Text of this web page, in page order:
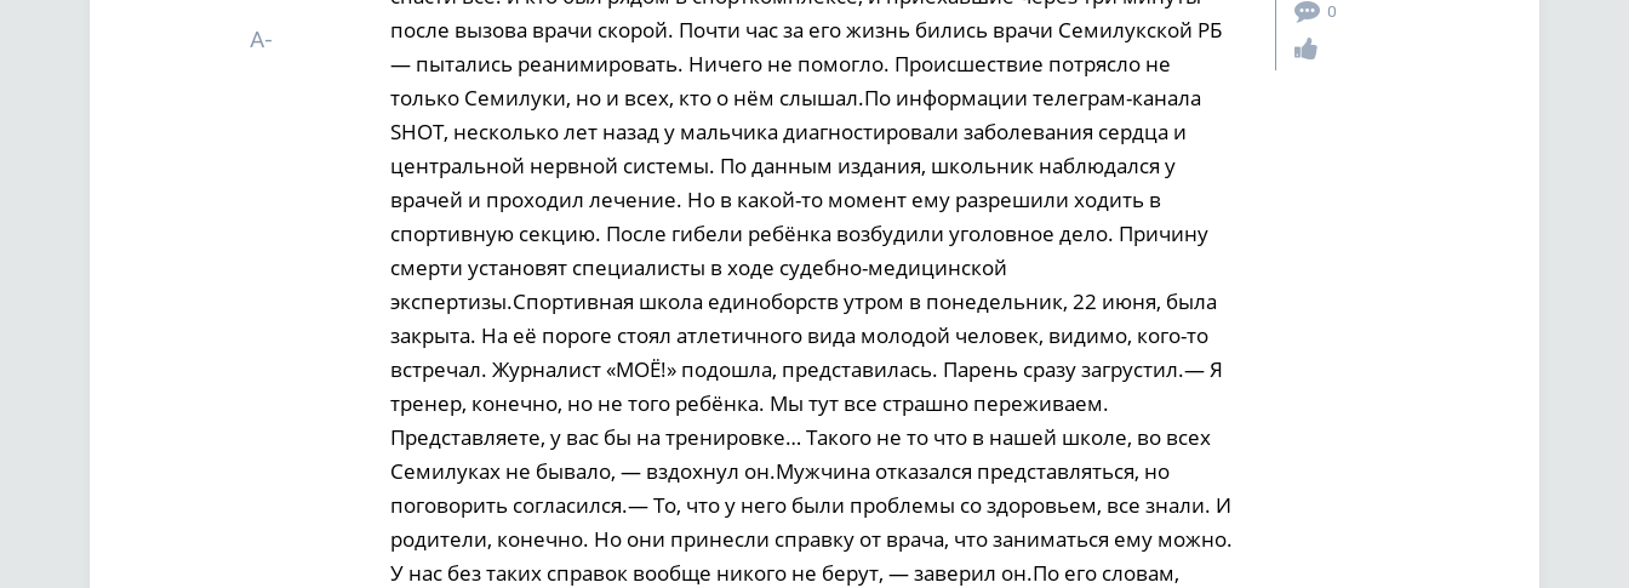
A-
после вызова врачи скорой. Почти час за его жизнь бились врачи Семилукской РБ
— пытались реанимировать. Ничего не помогло. Происшествие потрясло не
только Семилуки, но и всех, кто о нём слышал.По информации телеграм-канала
SHOT, несколько лет назад у мальчика диагностировали заболевания сердца и
центральной нервной системы. По данным издания, школьник наблюдался у
врачей и проходил лечение. Но в какой-то момент ему разрешили ходить в
спортивную секцию. После гибели ребёнка возбудили уголовное дело. Причину
смерти установят специалисты в ходе судебно-медицинской
экспертизы.Спортивная школа единоборств утром в понедельник, 22 июня, была
закрыта. На её пороге стоял атлетичного вида молодой человек, видимо, кого-то
встречал. Журналист «МОЁ!» подошла, представилась. Парень сразу загрустил.— Я
тренер, конечно, но не того ребёнка. Мы тут все страшно переживаем.
Представляете, у вас бы на тренировке… Такого не то что в нашей школе, во всех
Семилуках не бывало, — вздохнул он.Мужчина отказался представляться, но
поговорить согласился.— То, что у него были проблемы со здоровьем, все знали. И
родители, конечно. Но они принесли справку от врача, что заниматься ему можно.
У нас без таких справок вообще никого не берут, — заверил он.По его словам,
0